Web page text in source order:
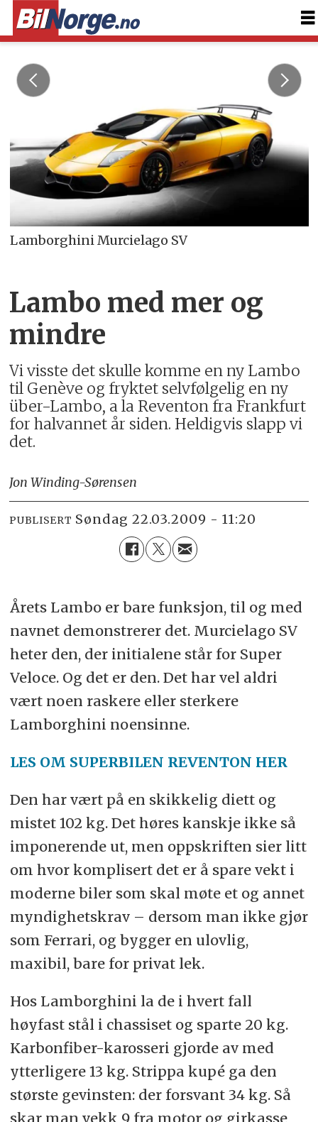
Lamborghini Murcielago SV
Lambo med mer og
mindre
Vi visste det skulle komme en ny Lambo
til Genève og fryktet selvfølgelig en ny
über-Lambo, a la Reventon fra Frankfurt
for halvannet år siden. Heldigvis slapp vi
det.
Jon Winding-Sørensen
PUBLISERT søndag 22.03.2009 - 11:20
Årets Lambo er bare funksjon, til og med
navnet demonstrerer det. Murcielago SV
heter den, der initialene står for Super
Veloce. Og det er den. Det har vel aldri
vært noen raskere eller sterkere
Lamborghini noensinne.
LES OM SUPERBILEN REVENTON HER
Den har vært på en skikkelig diett og
mistet 102 kg. Det høres kanskje ikke så
imponerende ut, men oppskriften sier litt
om hvor komplisert det er å spare vekt i
moderne biler som skal møte et og annet
myndighetskrav – dersom man ikke gjør
som Ferrari, og bygger en ulovlig,
maxibil, bare for privat lek.
Hos Lamborghini la de i hvert fall
høyfast stål i chassiset og sparte 20 kg.
Karbonfiber-karosseri gjorde av med
ytterligere 13 kg. Strippa kupé ga den
største gevinsten: der forsvant 34 kg. Så
skar man vekk 9 fra motor og girkasse